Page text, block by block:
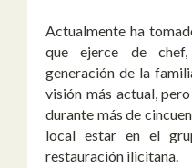
Actualmente ha
que ejerce de
generación de la
visión más actual,
durante más de
local estar en el
restauración ilicitana.